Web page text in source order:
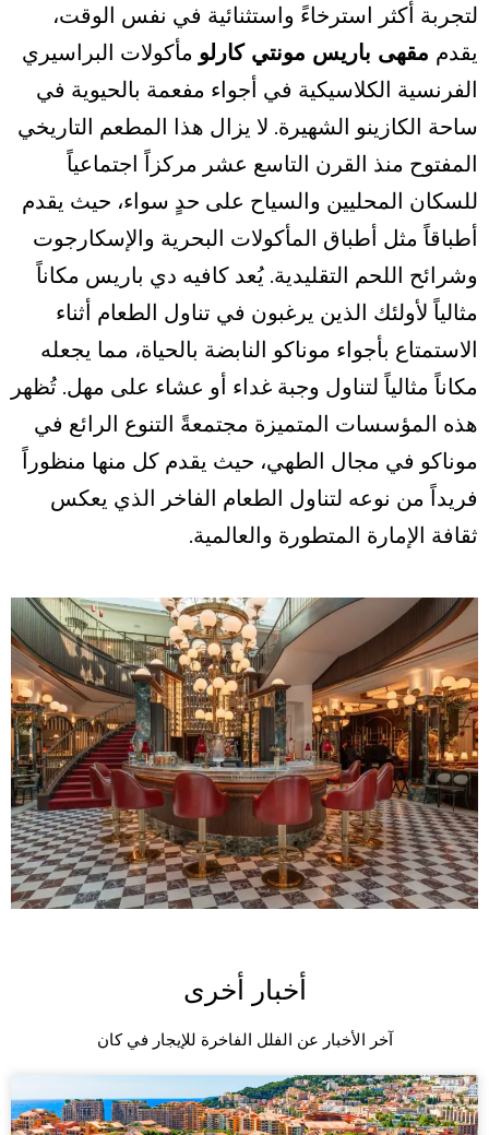
لتجربة أكثر استرخاءً واستثنائية في نفس الوقت،
يقدم مقهى باريس مونتي كارلو مأكولات البراسيري
الفرنسية الكلاسيكية في أجواء مفعمة بالحيوية في
ساحة الكازينو الشهيرة. لا يزال هذا المطعم التاريخي
المفتوح منذ القرن التاسع عشر مركزاً اجتماعياً
للسكان المحليين والسياح على حدٍ سواء، حيث يقدم
أطباقاً مثل أطباق المأكولات البحرية والإسكارجوت
وشرائح اللحم التقليدية. يُعد كافيه دي باريس مكاناً
مثالياً لأولئك الذين يرغبون في تناول الطعام أثناء
الاستمتاع بأجواء موناكو النابضة بالحياة، مما يجعله
مكاناً مثالياً لتناول وجبة غداء أو عشاء على مهل. تُظهر
هذه المؤسسات المتميزة مجتمعةً التنوع الرائع في
موناكو في مجال الطهي، حيث يقدم كل منها منظوراً
فريداً من نوعه لتناول الطعام الفاخر الذي يعكس
ثقافة الإمارة المتطورة والعالمية.
أخبار أخرى
آخر الأخبار عن الفلل الفاخرة للإيجار في كان